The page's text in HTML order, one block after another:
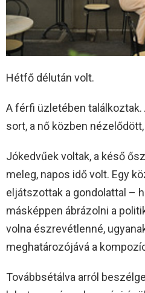
Hétfő délután volt.
A férfi üzletében
sort, a nő közben
Jókedvűek voltak, a késő
meleg, napos idő volt. Egy
eljátszottak a gondolattal –
másképpen ábrázolni a
volna észrevétlenné,
meghatározójává a
Továbbsétálva arról